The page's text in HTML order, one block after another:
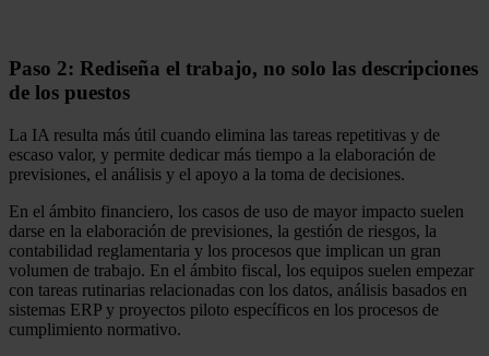
Paso 2: Rediseña el trabajo, no solo las descripciones
de los puestos
La IA resulta más útil cuando elimina las tareas repetitivas y de
escaso valor, y permite dedicar más tiempo a la elaboración de
previsiones, el análisis y el apoyo a la toma de decisiones.
En el ámbito financiero, los casos de uso de mayor impacto suelen
darse en la elaboración de previsiones, la gestión de riesgos, la
contabilidad reglamentaria y los procesos que implican un gran
volumen de trabajo. En el ámbito fiscal, los equipos suelen empezar
con tareas rutinarias relacionadas con los datos, análisis basados en
sistemas ERP y proyectos piloto específicos en los procesos de
cumplimiento normativo.